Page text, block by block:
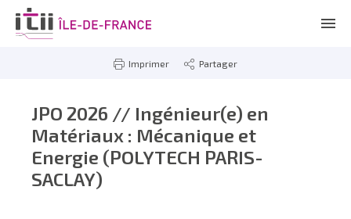
Imprimer Partager
JPO 2026 // Ingénieur(e) en
Matériaux : Mécanique et
Energie (POLYTECH PARIS-
SACLAY)